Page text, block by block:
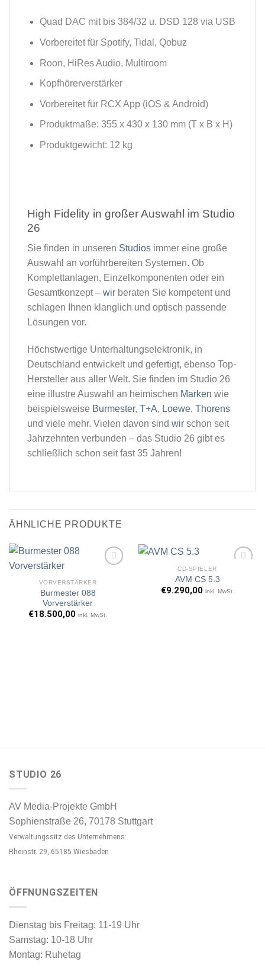
Quad DAC mit bis 384/32 u. DSD 128 via USB
Vorbereitet für Spotify, Tidal, Qobuz
Roon, HiRes Audio, Multiroom
Kopfhörerverstärker
Vorbereitet für RCX App (iOS & Android)
Produktmaße: 355 x 430 x 130 mm (T x B x H)
Produktgewicht: 12 kg
High Fidelity in großer Auswahl im Studio
26​
Sie finden in unseren Studios immer eine große
Auswahl an vorführbereiten Systemen. Ob
Komplettanlagen, Einzelkomponenten oder ein
Gesamtkonzept – wir beraten Sie kompetent und
schlagen Ihnen klanglich und optisch passende
Lösungen vor.
Höchstwertige Unterhaltungselektronik, in
Deutschland entwickelt und gefertigt, ebenso Top-
Hersteller aus aller Welt. Sie finden im Studio 26
eine illustre Auswahl an heimischen Marken wie
beispielsweise Burmester, T+A, Loewe, Thorens
und viele mehr. Vielen davon sind wir schon seit
Jahrzehnten verbunden – das Studio 26 gibt es
schließlich schon seit fast 35 Jahren!
ÄHNLICHE PRODUKTE
VORVERSTÄRKER
Burmester 088
Vorverstärker
€18.500,00 inkl. MwSt.
Artikel
CD-SPIELER
AVM CS 5.3
€9.290,00 inkl. MwSt.
STUDIO 26
AV Media-Projekte GmbH
Sophienstraße 26, 70178 Stuttgart
Verwaltungssitz des Unternehmens:
Rheinstr. 29, 65185 Wiesbaden
ÖFFNUNGSZEITEN
Dienstag bis Freitag: 11-19 Uhr
Samstag: 10-18 Uhr
Montag: Ruhetag